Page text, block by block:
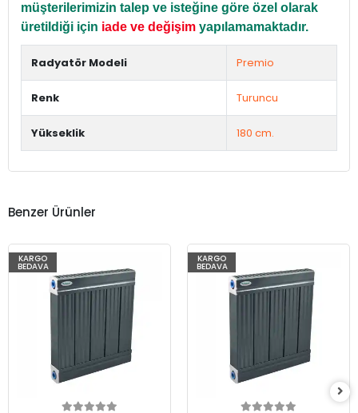
müşterilerimizin talep ve isteğine göre özel olarak
üretildiği için iade ve değişim yapılamamaktadır.
Radyatör Modeli Premio
Renk Turuncu
Yükseklik 180 cm.
Benzer Ürünler
KARGO
BEDAVA
KARGO
BEDAVA